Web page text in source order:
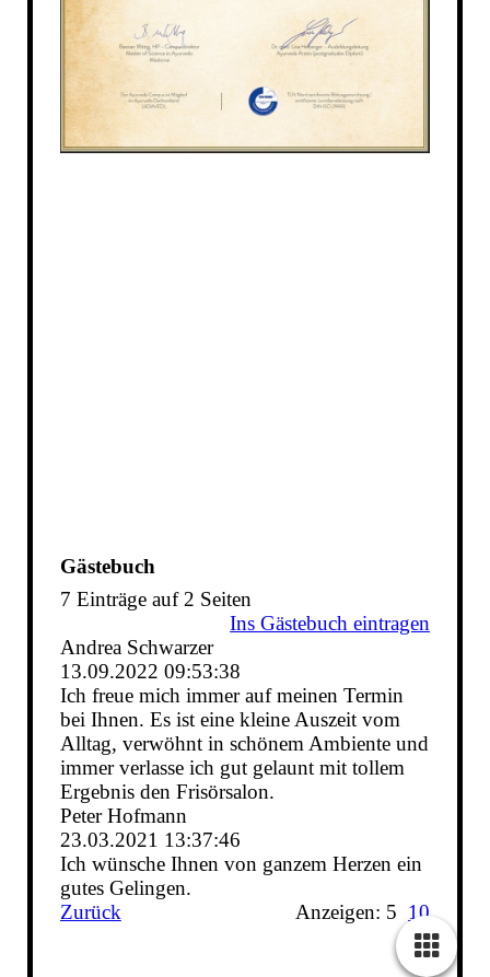
Gästebuch
7 Einträge auf 2 Seiten
Ins Gästebuch eintragen
Andrea Schwarzer
13.09.2022 09:53:38
Ich freue mich immer auf meinen Termin
bei Ihnen. Es ist eine kleine Auszeit vom
Alltag, verwöhnt in schönem Ambiente und
immer verlasse ich gut gelaunt mit tollem
Ergebnis den Frisörsalon.
Peter Hofmann
23.03.2021 13:37:46
Ich wünsche Ihnen von ganzem Herzen ein
gutes Gelingen.
Zurück
Anzeigen: 5 10